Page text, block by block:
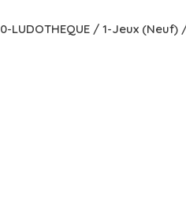
0-LUDOTHEQUE / 1-Jeux (Neuf)